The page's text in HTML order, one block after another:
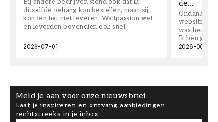
Bij andere bedrijven stond ook dat ik
ditzelfde behang kon bestellen, maar zij
konden het niet leveren. Wallpassion wel
en leverden bovendien ook snel.
2026-07-01
de…
Ondanks
website
was het
Ik ben
2026-06-08
Meld je aan voor onze nieuwsbrief
Laat je inspireren en ontvang aanbiedingen
rechtstreeks in je inbox.